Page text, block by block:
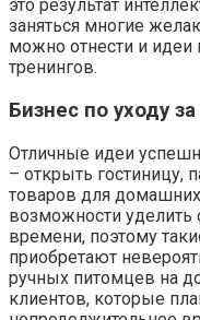
это результат
заняться многие
можно отнести и
тренингов.
Бизнес по уходу
Отличные идеи
– открыть гостиницу,
товаров для
возможности
времени, поэтому
приобретают
ручных питомцев на
клиентов, которые